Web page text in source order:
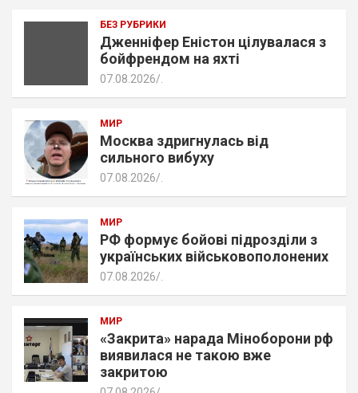
БЕЗ РУБРИКИ
Дженніфер Еністон цілувалася з
бойфрендом на яхті
07.08.2026
МИР
Москва здригнулась від
сильного вибуху
07.08.2026
МИР
РФ формує бойові підрозділи з
українських військовополонених
07.08.2026
МИР
«Закрита» нарада Міноборони рф
виявилася не такою вже
закритою